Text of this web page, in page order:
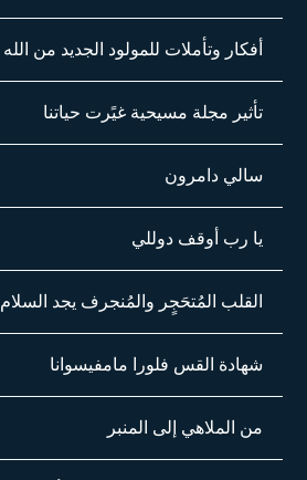
أفكار وتأملات للمولود الجديد من الله
تأثير مجلة مسيحية غيًرت حياتنا
سالي دامرون
يا رب أوقف دوللي
القلب المُتحَجٍر والمُنجرف يجد السلام
شهادة القس فلورا مامفيسوانا
من الملاهي إلى المنبر